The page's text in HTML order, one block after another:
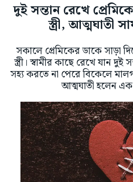
দুই সন্তান রেখে
স্ত্রী, আত্মঘাতী
সকালে প্রেমিকের ডাকে সাড়া
স্ত্রী। স্বামীর কাছে রেখে যান দুই
সহ্য করতে না পেরে বিকেলে
আত্মঘাতী হলেন